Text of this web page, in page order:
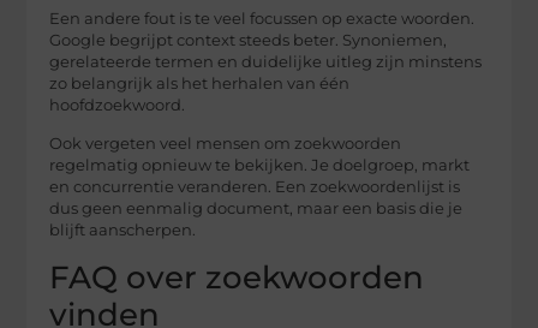
Een andere fout is te veel focussen op exacte woorden.
Google begrijpt context steeds beter. Synoniemen,
gerelateerde termen en duidelijke uitleg zijn minstens
zo belangrijk als het herhalen van één
hoofdzoekwoord.
Ook vergeten veel mensen om zoekwoorden
regelmatig opnieuw te bekijken. Je doelgroep, markt
en concurrentie veranderen. Een zoekwoordenlijst is
dus geen eenmalig document, maar een basis die je
blijft aanscherpen.
FAQ over zoekwoorden
vinden